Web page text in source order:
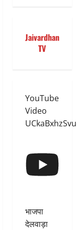
Jaivardhan
TV
YouTube
Video
भाजपा
देलवाड़ा